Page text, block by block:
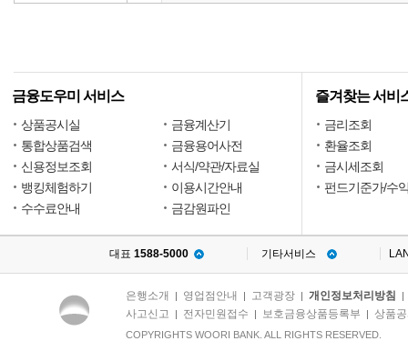
금융도우미 서비스
상품공시실
금융계산기
통합상품검색
금융용어사전
신용정보조회
서식/약관/자료실
뱅킹체험하기
이용시간안내
수수료안내
금감원파인
즐겨찾는 서비
금리조회
환율조회
금시세조회
펀드기준가/수
대표 1588-5000 기타서비스
은행소개 | 영업점안내 | 고객광장| 개인정보처리방침
사고신고 | 전자민원접수 | 보호금융상품등록부 | 상품
COPYRIGHTS WOORI BANK. ALL RIGHTS RESERVED.